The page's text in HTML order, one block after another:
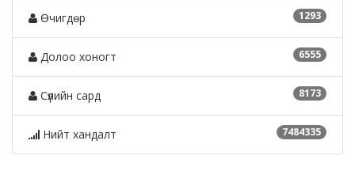
1293
Өчигдөр
6555
Долоо хоногт
8173
Сүүлийн сард
7484335
Нийт хандалт